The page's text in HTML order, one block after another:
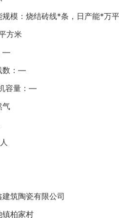
模：烧结砖线*条，日产能*万
方米
—
数：—
容量：—
气
筑陶瓷有限公司
镇柏家村